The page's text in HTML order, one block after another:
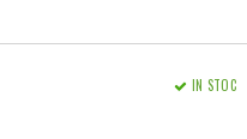
IN STOC